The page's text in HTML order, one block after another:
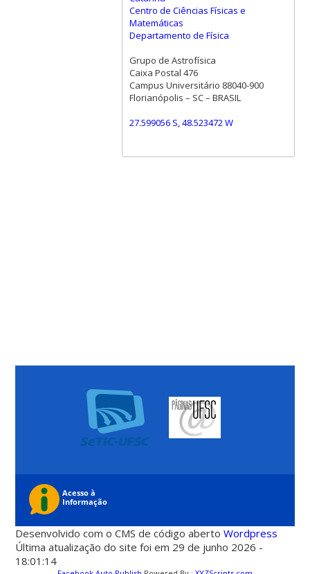
Centro de Ciências Físicas e
Matemáticas
Departamento de Física
Grupo de Astrofísica
Caixa Postal 476
Campus Universitário 88040-900
Florianópolis – SC – BRASIL
27.599056 S, 48.523472 W
Desenvolvido com o CMS de código abertoWordpress
Última atualização do site foi em 29 de junho 2026 -
18:01:14